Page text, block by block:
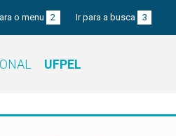
o menu 2 Ir para a busca 3
UFPEL